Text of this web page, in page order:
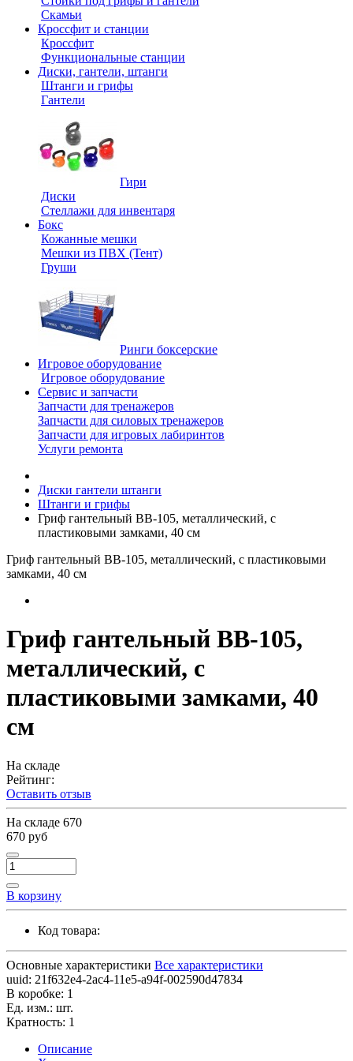
Скамьи
Кроссфит и станции
Кроссфит
Функциональные станции
Диски, гантели, штанги
Штанги и грифы
Гантели
Гири
Диски
Стеллажи для инвентаря
Бокс
Кожанные мешки
Мешки из ПВХ (Тент)
Груши
Ринги боксерские
Игровое оборудование
Игровое оборудование
Сервис и запчасти
Запчасти для тренажеров
Запчасти для силовых тренажеров
Запчасти для игровых лабиринтов
Услуги ремонта
Диски гантели штанги
Штанги и грифы
Гриф гантельный BB-105, металлический, с
пластиковыми замками, 40 см
Гриф гантельный BB-105, металлический, с пластиковыми
замками, 40 см
Гриф гантельный BB-105,
металлический, с
пластиковыми замками, 40
см
На складе
Рейтинг:
Оставить отзыв
На складе 670
670 руб
В корзину
Код товара:
Основные характеристики Все характеристики
uuid: 21f632e4-2ac4-11e5-a94f-002590d47834
В коробке: 1
Ед. изм.: шт.
Кратность: 1
Описание